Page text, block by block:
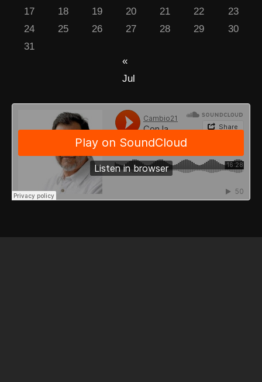
17
18 19 20 21 22
23
24
25 26 27 28 29
30
31
«
Jul